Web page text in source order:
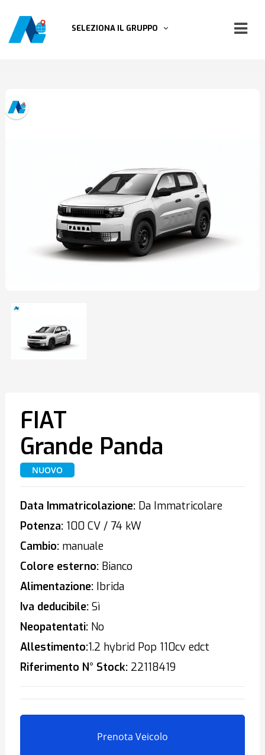
SELEZIONA IL GRUPPO
FIAT
Grande Panda
NUOVO
Data Immatricolazione:Da Immatricolare
Potenza:100 CV / 74 kW
Cambio:manuale
Colore esterno:Bianco
Alimentazione:Ibrida
Iva deducibile:Sì
Neopatentati:No
Allestimento:1.2 hybrid Pop 110cv edct
Riferimento N° Stock:22118419
Prenota Veicolo